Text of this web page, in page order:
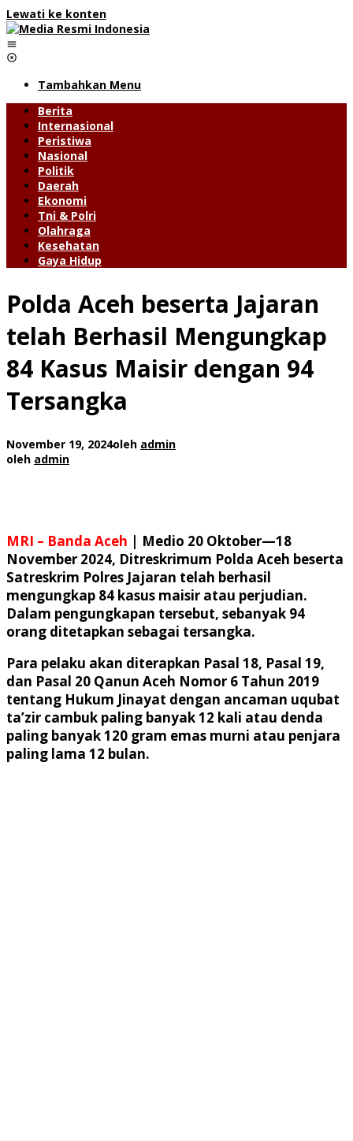
Lewati ke konten
Tambahkan Menu
Berita
Internasional
Peristiwa
Nasional
Politik
Daerah
Ekonomi
Tni & Polri
Olahraga
Kesehatan
Gaya Hidup
Polda Aceh beserta Jajaran
telah Berhasil Mengungkap
84 Kasus Maisir dengan 94
Tersangka
November 19, 2024oleh admin
oleh admin
MRI – Banda Aceh | Medio 20 Oktober—18
November 2024, Ditreskrimum Polda Aceh beserta
Satreskrim Polres Jajaran telah berhasil
mengungkap 84 kasus maisir atau perjudian.
Dalam pengungkapan tersebut, sebanyak 94
orang ditetapkan sebagai tersangka.
Para pelaku akan diterapkan Pasal 18, Pasal 19,
dan Pasal 20 Qanun Aceh Nomor 6 Tahun 2019
tentang Hukum Jinayat dengan ancaman uqubat
ta’zir cambuk paling banyak 12 kali atau denda
paling banyak 120 gram emas murni atau penjara
paling lama 12 bulan.